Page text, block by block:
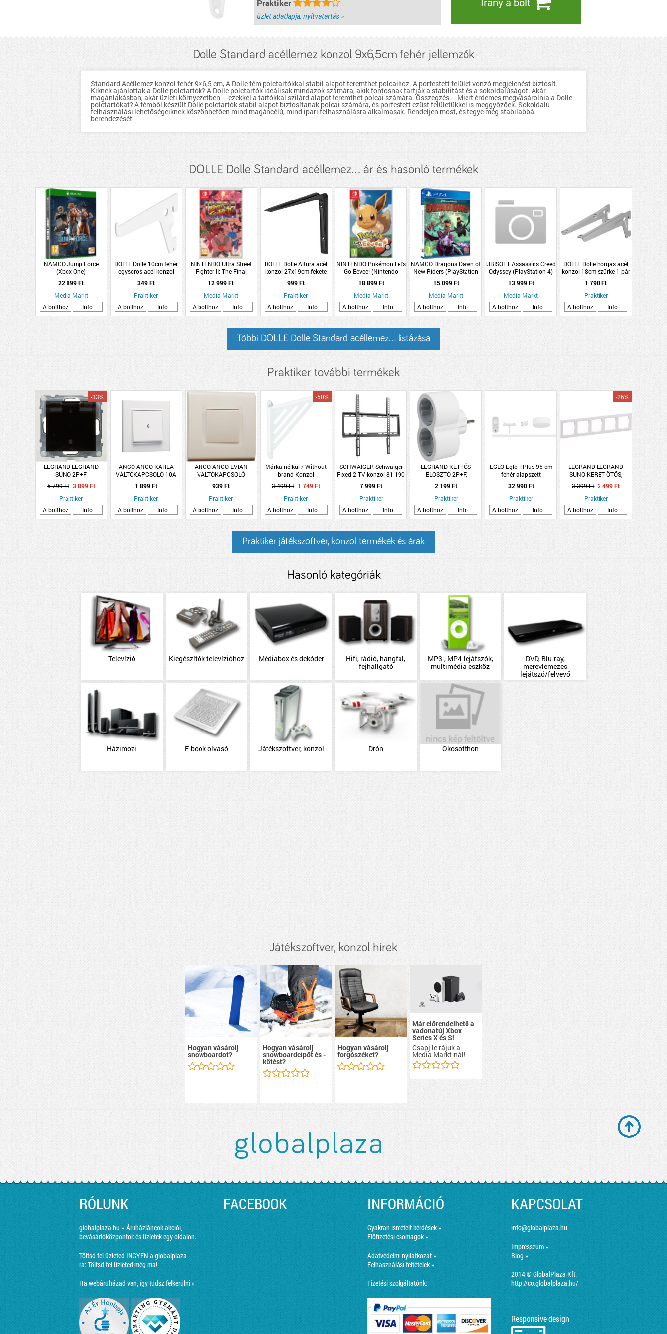
Praktiker
üzlet adatlapja, nyitvatartás »
Dolle Standard acéllemez konzol 9x6,5cm fehér jellemzők
Standard Acéllemez konzol fehér 9×6,5 cm, A Dolle fém polctartókkal stabil alapot teremthet polcaihoz. A porfestett felület vonzó megjelenést biztosít.
Kiknek ajánlottak a Dolle polctartók? A Dolle polctartók ideálisak mindazok számára, akik fontosnak tartják a stabilitást és a sokoldalúságot. Akár
magánlakásban, akár üzleti környezetben – ezekkel a tartókkal szilárd alapot teremthet polcai számára. Összegzés – Miért érdemes megvásárolnia a Dolle
polctartókat? A fémből készült Dolle polctartók stabil alapot biztosítanak polcai számára, és porfestett ezüst felületükkel is meggyőzőek. Sokoldalú
felhasználási lehetőségeiknek köszönhetően mind magáncélú, mind ipari felhasználásra alkalmasak. Rendeljen most, és tegye még stabilabbá
berendezését!
DOLLE Dolle Standard acéllemez... ár és hasonló termékek
NAMCO Jump Force
(Xbox One)
22 899 Ft
Media Markt
A bolthoz
Info
DOLLE Dolle 10cm fehér
egysoros acél konzol
349 Ft
Praktiker
A bolthoz
Info
NINTENDO Ultra Street
Fighter II: The Final
Challengers (Nintendo
Switch)
12 999 Ft
Media Markt
A bolthoz
Info
DOLLE Dolle Altura acél
konzol 27x19cm fekete
999 Ft
Praktiker
A bolthoz
Info
NINTENDO Pokémon Let's
Go Eevee! (Nintendo
Switch)
18 899 Ft
Media Markt
A bolthoz
Info
NAMCO Dragons Dawn of
New Riders (PlayStation
4)
15 099 Ft
Media Markt
A bolthoz
Info
UBISOFT Assassins Creed
Odyssey (PlayStation 4)
13 999 Ft
Media Markt
A bolthoz
Info
DOLLE Dolle horgas acél
konzol 18cm szürke 1 pár
1 790 Ft
Praktiker
A bolthoz
Info
Többi DOLLE Dolle Standard acéllemez... listázása
Praktiker további termékek
LEGRAND LEGRAND
SUNO 2P+F
CSATLAKOZÓALJZAT
RUGÓS, BIZTONSÁGI
ZSALUVAL, IP44, FEKETE
-33%
5 799 Ft 3 899 Ft
Praktiker
A bolthoz
Info
ANCO ANCO KAREA
VÁLTÓKAPCSOLÓ 10A
IP20 FEHÉR
1 899 Ft
Praktiker
A bolthoz
Info
ANCO ANCO EVIAN
VÁLTÓKAPCSOLÓ
250V~10A P20 FEHÉR
939 Ft
Praktiker
A bolthoz
Info
Márka nélkül / Without
brand Konzol
19x20x2,4cm fehér rácsos
fém
-50%
3 499 Ft 1 749 Ft
Praktiker
A bolthoz
Info
SCHWAIGER Schwaiger
Fixed 2 TV konzol 81-190
cm max. 35kg
32&quot;-75&quot;
7 999 Ft
Praktiker
A bolthoz
Info
LEGRAND KETTŐS
ELOSZTÓ 2P+F,
BIZTONSÁGI ZSALUVAL,
16A, FEHÉR-SZÜRKE
2 199 Ft
Praktiker
A bolthoz
Info
EGLO Eglo TPlus 95 cm
fehér alapszett
32 990 Ft
Praktiker
A bolthoz
Info
LEGRAND LEGRAND
SUNO KERET ÖTÖS,
FEHÉR
-26%
3 399 Ft 2 499 Ft
Praktiker
A bolthoz
Info
Praktiker játékszoftver, konzol termékek és árak
Hasonló kategóriák
Televízió Kiegészítők televízióhoz Médiabox és dekóder
Hifi, rádió, hangfal,
fejhallgató
MP3-, MP4-lejátszók,
multimédia-eszköz
DVD, Blu-ray,
merevlemezes
lejátszó/felvevő
Házimozi E-book olvasó Játékszoftver, konzol Drón Okosotthon
Játékszoftver, konzol hírek
Hogyan vásárolj
snowboardot?
Hogyan vásárolj
snowboardcipőt és -
kötést?
Hogyan vásárolj
forgószéket?
Már előrendelhető a
vadonatúj Xbox
Series X és S!
Csapj le rájuk a
Media Markt-nál!
RÓLUNK
globalplaza.hu = Áruházláncok akciói,
bevásárlóközpontok és üzletek egy oldalon.
Töltsd fel üzleted INGYEN a globalplaza-
ra:Töltsd fel üzleted még ma!
Ha webáruházad van, így tudsz felkerülni »
FACEBOOK INFORMÁCIÓ
Gyakran ismételt kérdések »
Előfizetési csomagok »
Adatvédelmi nyilatkozat »
Felhasználási feltételek »
Fizetési szolgáltatónk:
KAPCSOLAT
info@globalplaza.hu
Impresszum »
Blog »
2014 © GlobalPlaza Kft.
http://co.globalplaza.hu/
Responsive design